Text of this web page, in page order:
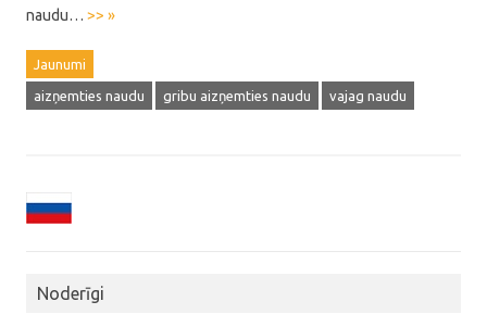
naudu… >> »
Jaunumi
aizņemties naudu gribu aizņemties naudu vajag naudu
Noderīgi